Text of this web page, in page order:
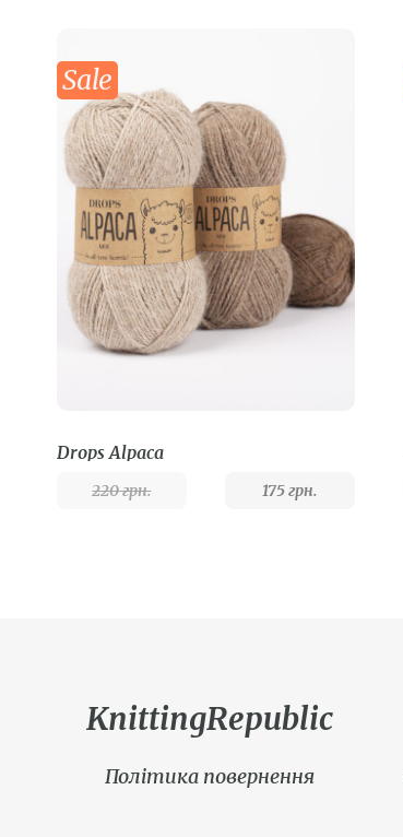
Sale
Drops Alpaca
220грн. 175грн.
KnittingRepublic
Політика повернення